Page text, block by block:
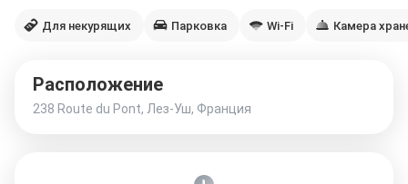
Для некурящих Парковка Wi-Fi Камера
Расположение
238 Route du Pont, Лез-Уш, Франция